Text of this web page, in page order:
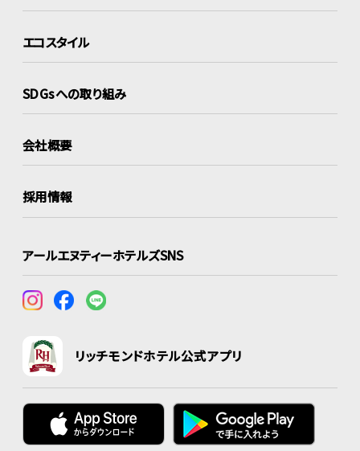
エコスタイル
SDGsへの取り組み
会社概要
採用情報
アールエヌティーホテルズSNS
リッチモンドホテル公式アプリ